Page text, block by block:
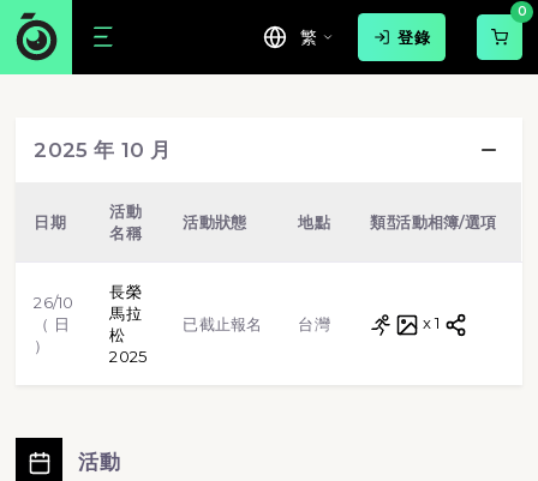
繁 登錄
0
球賽
2025 年 10 月
日期
活動
名稱
活動狀態 地點 類型活動相簿/選項
26/10
（ 日
）
長榮
馬拉
松
2025
已截止報名 台灣 路跑x 1
活動